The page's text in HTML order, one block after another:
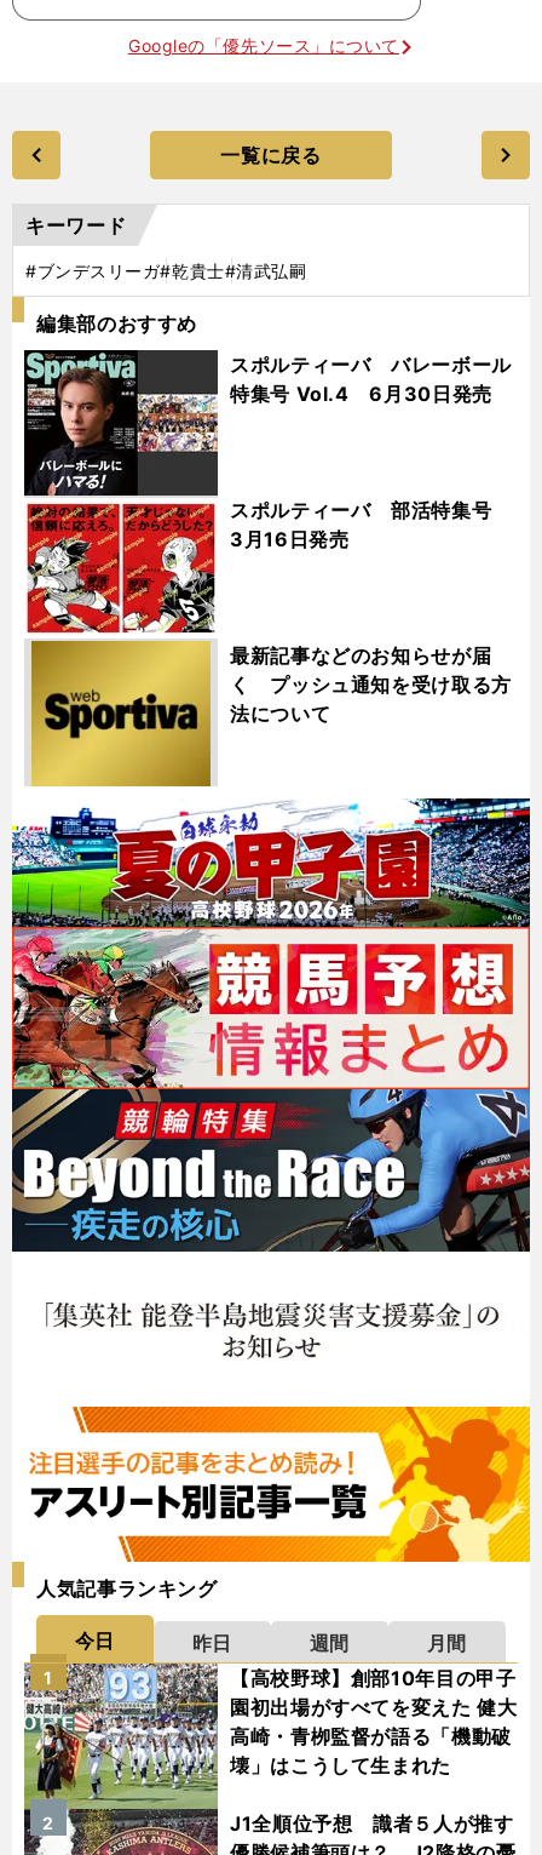
Googleの「優先ソース」について
一覧に戻る
キーワード
#ブンデスリーガ#乾貴士#清武弘嗣
編集部のおすすめ
スポルティーバ バレーボール
特集号 Vol.4 6月30日発売
スポルティーバ 部活特集号
3月16日発売
最新記事などのお知らせが届
く プッシュ通知を受け取る方
法について
人気記事ランキング
今日 昨日 週間
月間
【高校野球】創部10年目の甲子
園初出場がすべてを変えた 健大
高崎・青栁監督が語る「機動破
壊」はこうして生まれた
1
J1全順位予想 識者５人が推す
2